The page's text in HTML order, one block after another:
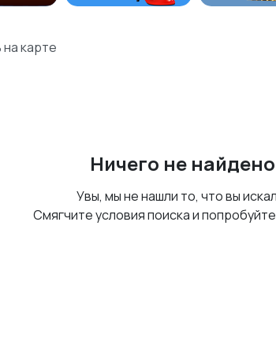
карте
Ничего не найдено
Увы, мы не нашли то, что вы
Смягчите условия поиска и